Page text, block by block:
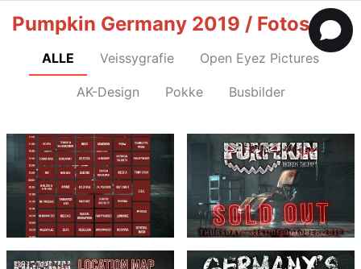
Pumpkin Germany 2019 / Fotos
ALLE Veissygrafie Open Eyez Pictures
AK-Design Pokke Busbilder